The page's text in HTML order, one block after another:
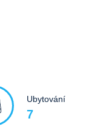
Ubytování
7